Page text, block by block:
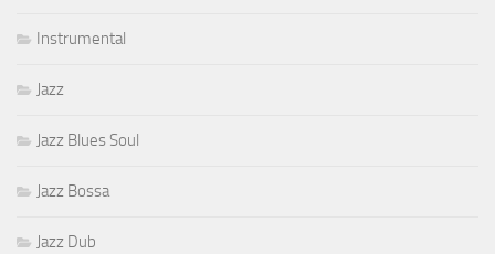
Instrumental
Jazz
Jazz Blues Soul
Jazz Bossa
Jazz Dub